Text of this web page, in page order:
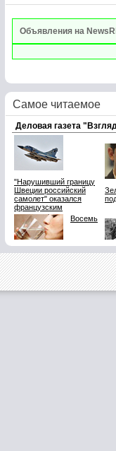
Объявления на
Самое читаемое